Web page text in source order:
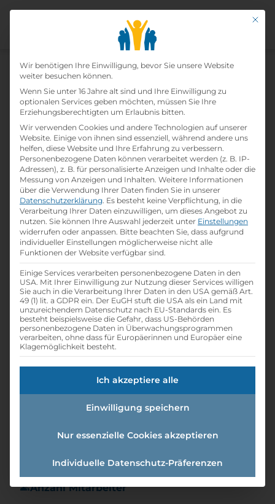
Home» Lehrbetriebe»Gustav Mahler
Privatuniversität für Musik
Gustav Mahler
Privatuniversität Für Musik
printLehrstelle ausdrucken
Detailinformationen
Wissenschaft / Forschung / Entwicklung,
Soziales / Kinderpädagogik / Bildung
groupAnzahl Mitarbeiter
Mit
Datenschutz-
Wir benötigen Ihre Einwilligung, bevor Sie unsere Website
weiter besuchen können.
Wenn Sie unter 16 Jahre alt sind und Ihre Einwilligung zu
optionalen Services geben möchten, müssen Sie Ihre
Erziehungsberechtigten um Erlaubnis bitten.
Wir verwenden Cookies und andere Technologien auf unserer
Website. Einige von ihnen sind essenziell, während andere uns
helfen, diese Website und Ihre Erfahrung zu verbessern.
Personenbezogene Daten können verarbeitet werden (z. B. IP-
Adressen), z. B. für personalisierte Anzeigen und Inhalte oder die
Messung von Anzeigen und Inhalten. Weitere Informationen
über die Verwendung Ihrer Daten finden Sie in unserer
Datenschutzerklärung. Es besteht keine Verpflichtung, in die
Verarbeitung Ihrer Daten einzuwilligen, um dieses Angebot zu
nutzen. Sie können Ihre Auswahl jederzeit unter Einstellungen
widerrufen oder anpassen. Bitte beachten Sie, dass aufgrund
individueller Einstellungen möglicherweise nicht alle
Funktionen der Website verfügbar sind.
Einige Services verarbeiten personenbezogene Daten in den
USA. Mit Ihrer Einwilligung zur Nutzung dieser Services willigen
Sie auch in die Verarbeitung Ihrer Daten in den USA gemäß Art.
49 (1) lit. a GDPR ein. Der EuGH stuft die USA als ein Land mit
unzureichendem Datenschutz nach EU-Standards ein. Es
besteht beispielsweise die Gefahr, dass US-Behörden
personenbezogene Daten in Überwachungsprogrammen
verarbeiten, ohne dass für Europäerinnen und Europäer eine
Klagemöglichkeit besteht.
Ich akzeptiere alle
Einwilligung speichern
Nur essenzielle Cookies akzeptieren
Individuelle Datenschutz-Präferenzen